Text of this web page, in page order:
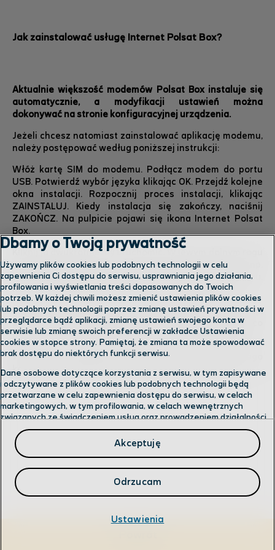
Jak zainstalować usługę Internet Polsat Box?
Aktualnie większość modemów Polsat Box instaluje się
automatycznie, a modyfikacji ustawień można
dokonywać na stronie konfiguracyjnej urządzenia.
Jeżeli chcesz natomiast zainstalować aplikację modemu,
należy postępować według poniższej instrukcji:
Włóż kartę SIM do modemu. Podłącz modem do portu
USB. Potwierdź wybór języka klikając OK. Przejdź kolejne
okna instalacji. Rozpocznij proces instalacji, klikając
ZAINSTALUJ. Kiedy instalacja się zakończy, naciśnij
ZAKOŃCZ. Na pulpicie pojawi się ikona Internet Polsat
Box.
Kliknij ją dwukrotnie, by uruchomić. W lewym dolnym rogu
sprawdź siłę sygnału. Jeśli sygnał jest zbyt słaby, np.
tylko dwie kreski, użyj anteny z domowego zestawu.
Podłącz ją do gniazda antenowego i wystaw za okno.
Możesz poprawić zasięg i zwiększyć prędkość transmisji,
stosując antenę zewnętrzną. Ma ona długi kabel, co
pozwala na jej optymalny montaż na zewnątrz budynku.
Jeśli chcesz korzystać w domu z więcej niż jednego
komputera podłączonego do Internetu, użyj routera.
Dbamy o Twoją prywatność
Używamy plików cookies lub podobnych technologii w celu
zapewnienia Ci dostępu do serwisu, usprawniania jego działania,
profilowania i wyświetlania treści dopasowanych do Twoich
potrzeb. W każdej chwili możesz zmienić ustawienia plików cookies
lub podobnych technologii poprzez zmianę ustawień prywatności w
przeglądarce bądź aplikacji, zmianę ustawień swojego konta w
serwisie lub zmianę swoich preferencji w zakładce Ustawienia
cookies w stopce strony. Pamiętaj, że zmiana ta może spowodować
brak dostępu do niektórych funkcji serwisu.
Dane osobowe dotyczące korzystania z serwisu, w tym zapisywane
i odczytywane z plików cookies lub podobnych technologii będą
przetwarzane w celu zapewnienia dostępu do serwisu, w celach
marketingowych, w tym profilowania, w celach wewnętrznych
związanych ze świadczeniem usług oraz prowadzeniem działalności
gospodarczej, w tym dowodowych, analitycznych i statystycznych,
wykrywania i eliminowania nadużyć oraz w celu wykonywania
obowiązków wynikających z przepisów prawa. Administratorem
Twoich danych jestCyfrowy Polsat S.A.
Przysługuje Ci prawo do dostępu do danych, ich usunięcia,
ograniczenia przetwarzania, przenoszenia, sprzeciwu, sprostowania
Szczegółowe informacje dotyczące przetwarzania danych oraz
Akceptuję
Odrzucam
Ustawienia